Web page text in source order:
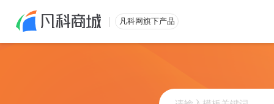
凡科网旗下产品